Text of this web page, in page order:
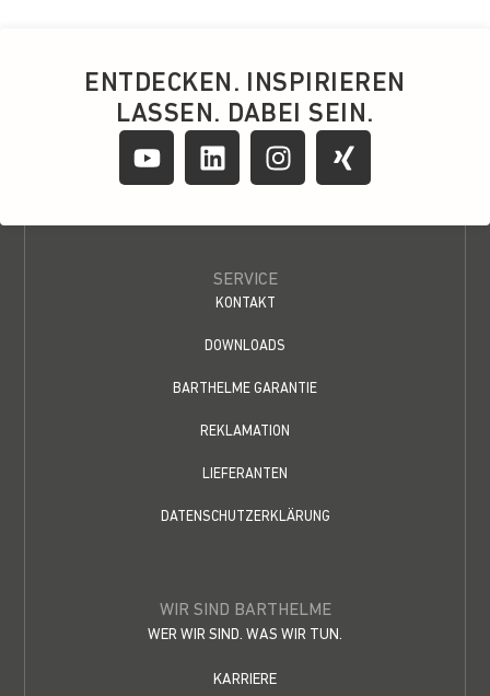
ENTDECKEN. INSPIRIEREN
LASSEN. DABEI SEIN.
SERVICE
KONTAKT
DOWNLOADS
BARTHELME GARANTIE
REKLAMATION
LIEFERANTEN
DATENSCHUTZERKLÄRUNG
WIR SIND BARTHELME
WER WIR SIND. WAS WIR TUN.
KARRIERE